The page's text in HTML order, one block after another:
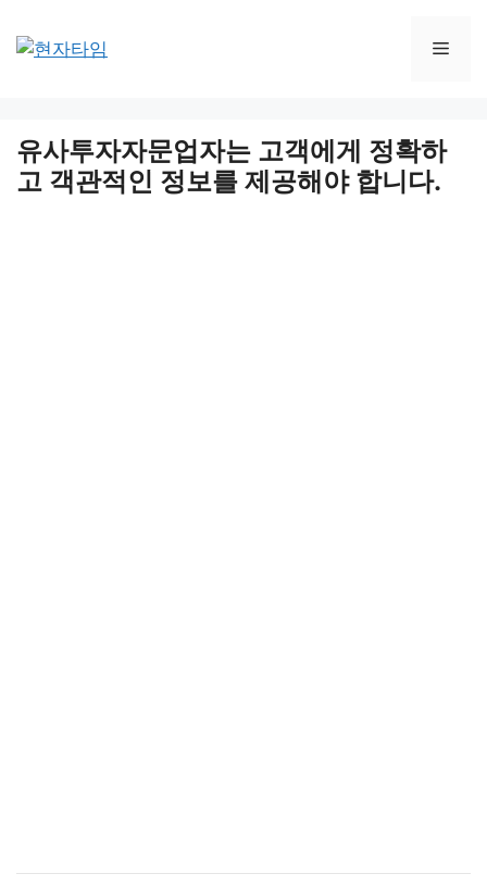
유사투자자문업자는 고객에게 정확하
고 객관적인 정보를 제공해야 합니다.